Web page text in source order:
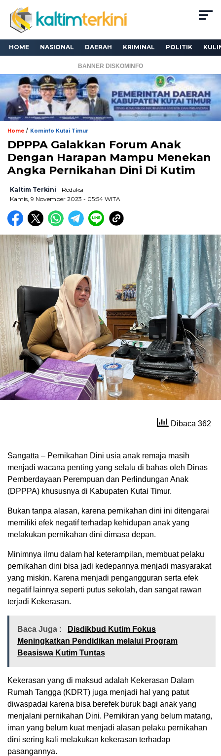
HOME NASIONAL DAERAH KRIMINAL POLITIK
BANNER DISKOMINFO
Home / Kominfo Kutai Timur
DPPPA Galakkan Forum Anak
Dengan Harapan Mampu Menekan
Angka Pernikahan Dini Di Kutim
Kaltim Terkini - Redaksi
Kamis, 9 November 2023 - 05:54 WITA
Dibaca 362
Sangatta – Pernikahan Dini usia anak remaja masih
menjadi wacana penting yang selalu di bahas oleh Dinas
Pemberdayaan Perempuan dan Perlindungan Anak
(DPPPA) khususnya di Kabupaten Kutai Timur.
Bukan tanpa alasan, karena pernikahan dini ini ditengarai
memiliki efek negatif terhadap kehidupan anak yang
melakukan pernikahan dini dimasa depan.
Minimnya ilmu dalam hal keterampilan, membuat pelaku
pernikahan dini bisa jadi kedepannya menjadi masyarakat
yang miskin. Karena menjadi pengangguran serta efek
negatif lainnya seperti putus sekolah, dan sangat rawan
terjadi Kekerasan.
Baca Juga :
Disdikbud Kutim Fokus
Meningkatkan Pendidikan melalui Program
Beasiswa Kutim Tuntas
Kekerasan yang di maksud adalah Kekerasan Dalam
Rumah Tangga (KDRT) juga menjadi hal yang patut
diwaspadai karena bisa berefek buruk bagi anak yang
menjalani pernikahan Dini. Pemikiran yang belum matang,
iman yang belum kuat menjadi alasan pelaku pernikahan
dini sering kali melakukan kekerasan terhadap
pasangannya.